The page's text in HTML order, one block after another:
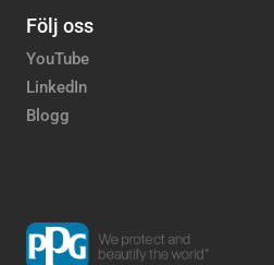
Följ oss
YouTube
LinkedIn
Blogg